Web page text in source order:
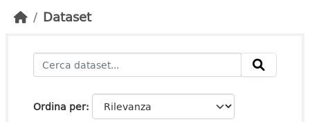
Dataset
Ordina per